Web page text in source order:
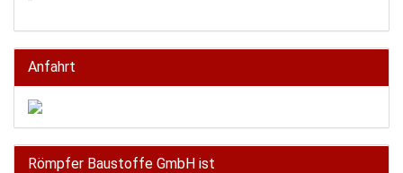
Anfahrt
Römpfer Baustoffe GmbH ist